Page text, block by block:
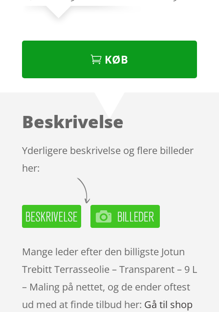
KØB
Beskrivelse
Yderligere beskrivelse og flere billeder
her:
Mange leder efter den billigste Jotun
Trebitt Terrasseolie – Transparent – 9 L
– Maling på nettet, og de ender oftest
ud med at finde tilbud her: Gå til shop